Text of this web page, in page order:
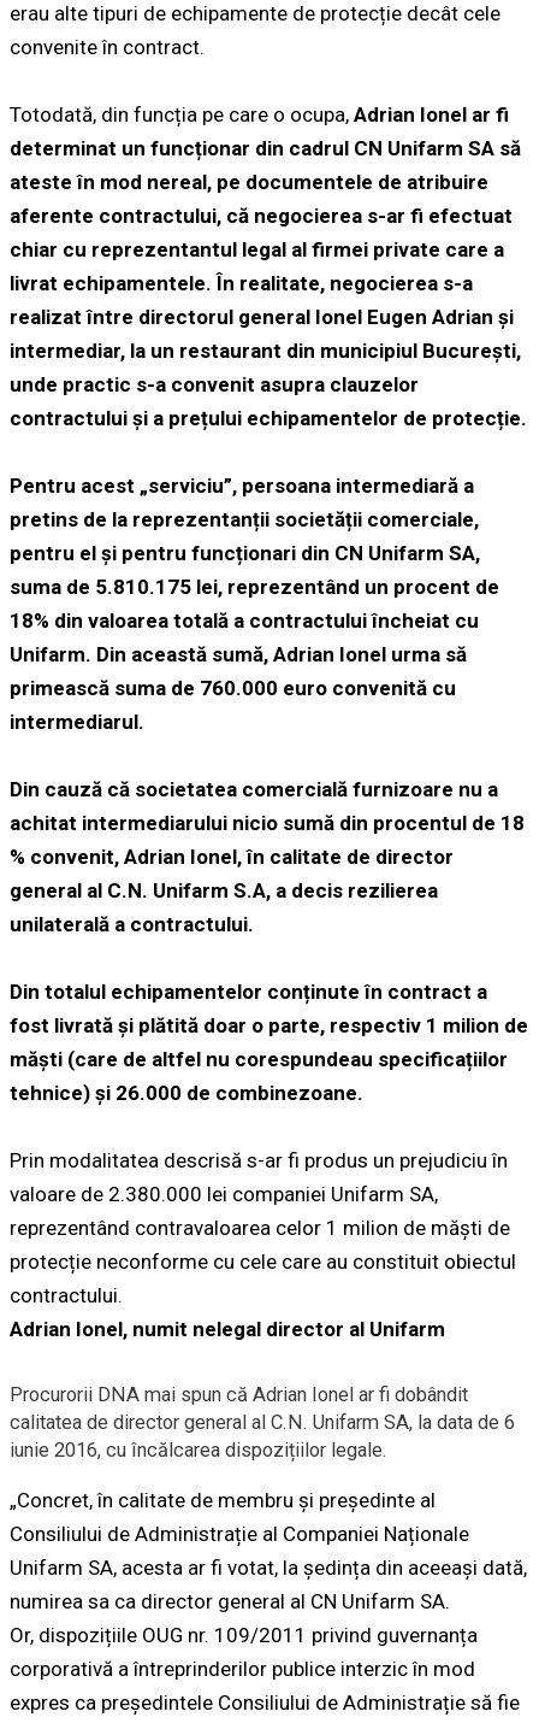
erau alte tipuri de echipamente de protecție decât cele
convenite în contract.
Totodată, din funcția pe care o ocupa, Adrian Ionel ar fi
determinat un funcționar din cadrul CN Unifarm SA să
ateste în mod nereal, pe documentele de atribuire
aferente contractului, că negocierea s-ar fi efectuat
chiar cu reprezentantul legal al firmei private care a
livrat echipamentele. În realitate, negocierea s-a
realizat între directorul general Ionel Eugen Adrian și
intermediar, la un restaurant din municipiul București,
unde practic s-a convenit asupra clauzelor
contractului și a prețului echipamentelor de protecție.
Pentru acest „serviciu”, persoana intermediară a
pretins de la reprezentanții societății comerciale,
pentru el și pentru funcționari din CN Unifarm SA,
suma de 5.810.175 lei, reprezentând un procent de
18% din valoarea totală a contractului încheiat cu
Unifarm. Din această sumă, Adrian Ionel urma să
primească suma de 760.000 euro convenită cu
intermediarul.
Din cauză că societatea comercială furnizoare nu a
achitat intermediarului nicio sumă din procentul de 18
% convenit, Adrian Ionel, în calitate de director
general al C.N. Unifarm S.A, a decis rezilierea
unilaterală a contractului.
Din totalul echipamentelor conținute în contract a
fost livrată și plătită doar o parte, respectiv 1 milion de
măști (care de altfel nu corespundeau specificațiilor
tehnice) și 26.000 de combinezoane.
Prin modalitatea descrisă s-ar fi produs un prejudiciu în
valoare de 2.380.000 lei companiei Unifarm SA,
reprezentând contravaloarea celor 1 milion de măști de
protecție neconforme cu cele care au constituit obiectul
contractului.
Adrian Ionel, numit nelegal director al Unifarm
Procurorii DNA mai spun că Adrian Ionel ar fi dobândit
calitatea de director general al C.N. Unifarm SA, la data de 6
iunie 2016, cu încălcarea dispozițiilor legale.
„Concret, în calitate de membru și președinte al
Consiliului de Administrație al Companiei Naționale
Unifarm SA, acesta ar fi votat, la ședința din aceeași dată,
numirea sa ca director general al CN Unifarm SA.
Or, dispozițiile OUG nr. 109/2011 privind guvernanța
corporativă a întreprinderilor publice interzic în mod
expres ca președintele Consiliului de Administrație să fie